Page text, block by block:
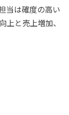
当は確度の高い
上と売上増加、